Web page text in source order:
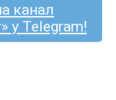
канал
у Telegram!